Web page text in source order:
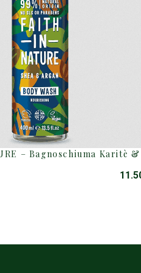
– Bagnoschiuma Karitè &